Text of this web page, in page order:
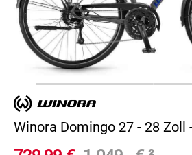
Winora Domingo 27 - 28 Zoll